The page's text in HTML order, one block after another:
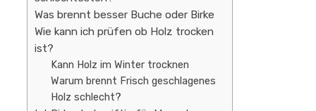
Was brennt besser Buche oder Birke
Wie kann ich prüfen ob Holz trocken
ist?
Kann Holz im Winter trocknen
Warum brennt Frisch geschlagenes
Holz schlecht?